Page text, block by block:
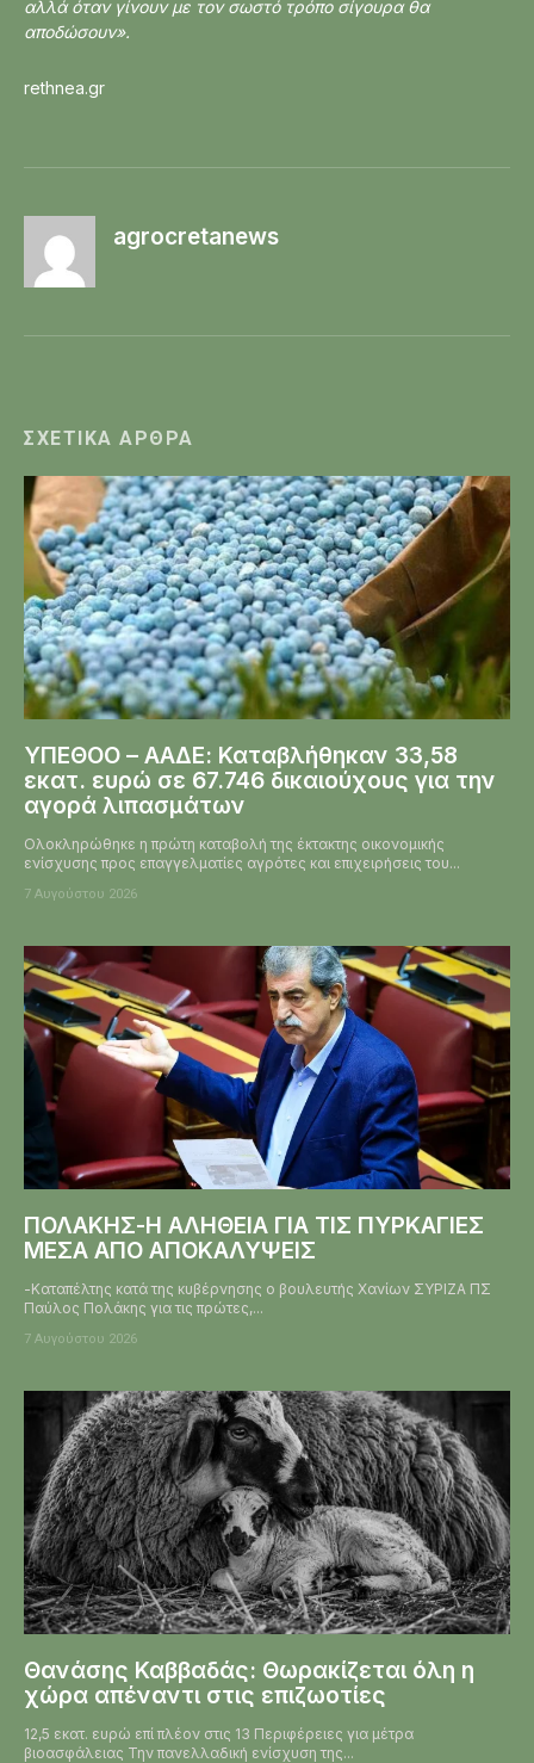
αλλά όταν γίνουν με τον σωστό τρόπο σίγουρα θα
αποδώσουν».
rethnea.gr
agrocretanews
ΣΧΕΤΙΚΆ ΆΡΘΡΑ
ΥΠΕΘΟΟ – ΑΑΔΕ: Καταβλήθηκαν 33,58
εκατ. ευρώ σε 67.746 δικαιούχους για την
αγορά λιπασμάτων
Ολοκληρώθηκε η πρώτη καταβολή της έκτακτης οικονομικής
ενίσχυσης προς επαγγελματίες αγρότες και επιχειρήσεις του...
7 Αυγούστου 2026
ΠΟΛΑΚΗΣ-Η ΑΛΗΘΕΙΑ ΓΙΑ ΤΙΣ ΠΥΡΚΑΓΙΕΣ
ΜΕΣΑ ΑΠΟ ΑΠΟΚΑΛΥΨΕΙΣ
-Καταπέλτης κατά της κυβέρνησης ο βουλευτής Χανίων ΣΥΡΙΖΑ ΠΣ
Παύλος Πολάκης για τις πρώτες,...
7 Αυγούστου 2026
Θανάσης Καββαδάς: Θωρακίζεται όλη η
χώρα απέναντι στις επιζωοτίες
12,5 εκατ. ευρώ επί πλέον στις 13 Περιφέρειες για μέτρα
βιοασφάλειας Την πανελλαδική ενίσχυση της...